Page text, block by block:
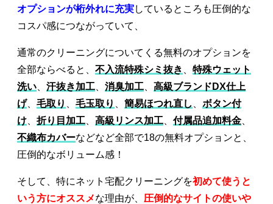
オプションが桁外れに充実しているところも圧倒的な
コスパ感につながっていて、
通常のクリーニングについてくる無料のオプションを
全部ならべると、 不入流特殊シミ抜き
特殊ウェット
洗い
汗抜き加工 消臭加工
高級ブランドDX仕上
げ、 毛取り 毛玉取り 簡易ほつれ直し
ボタン付
け
折り目加工 高級リンス加工 付属品追加料金
不織布カバーなどなど全部で18の無料オプションと、
圧倒的なボリューム感！
そして、特にネット宅配クリーニングを初めて使うと
いう方にオススメな理由が、 圧倒的なサイトの使いや